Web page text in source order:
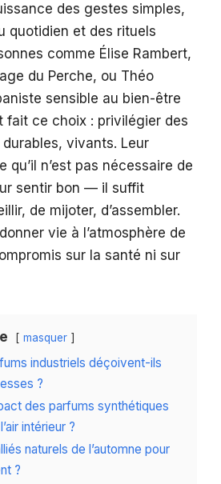
des gestes simples,
quotidien et des rituels
comme Élise Rambert,
du Perche, ou Théo
sensible au bien-être
fait ce choix : privilégier des
vivants. Leur
qu’il n’est pas nécessaire de
sentir bon — il suffit
de mijoter, d’assembler.
vie à l’atmosphère de
sur la santé ni sur
masquer
industriels déçoivent-ils
?
des parfums synthétiques
intérieur ?
naturels de l’automne pour
?